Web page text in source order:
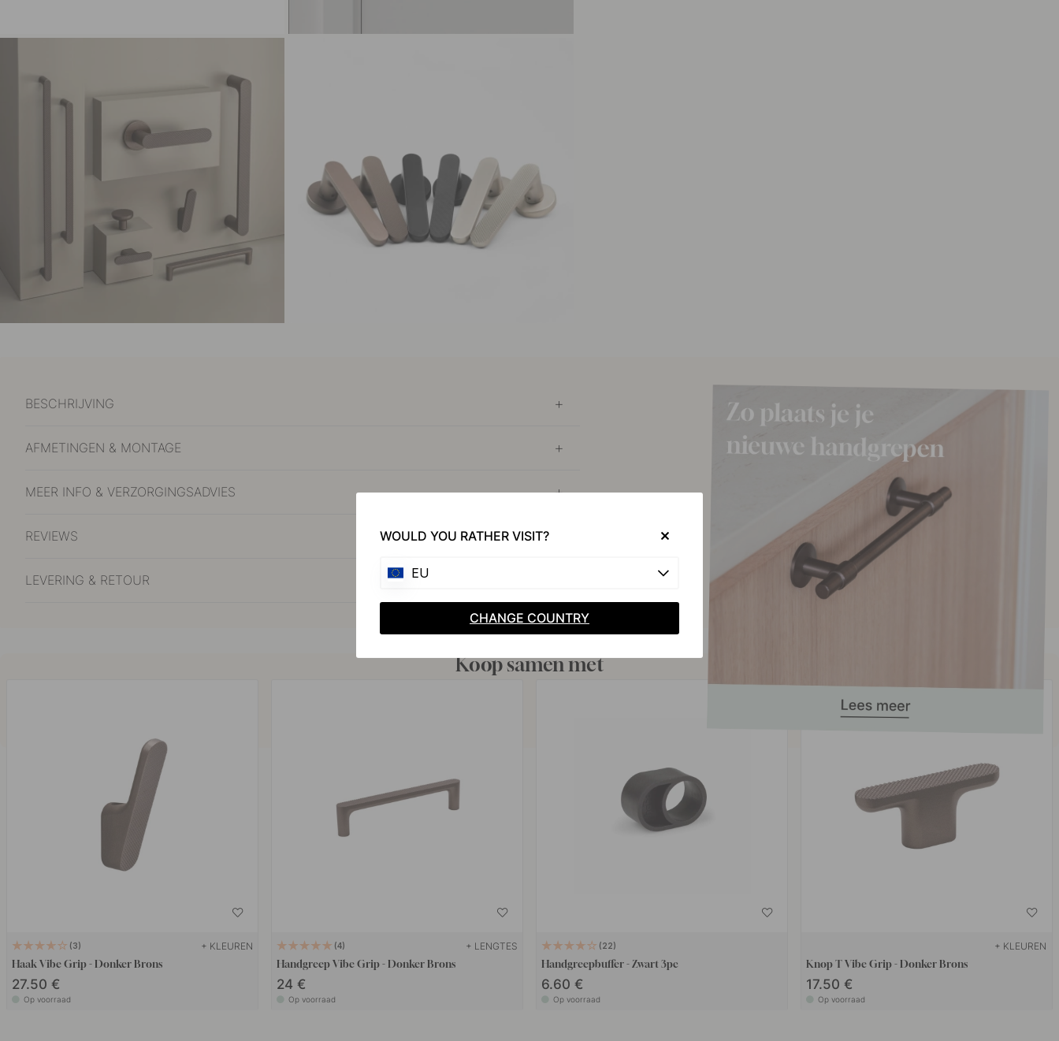
BESCHRIJVING
AFMETINGEN & MONTAGE
MEER INFO & VERZORGINGSADVIES
REVIEWS
LEVERING & RETOUR
Koop samen met
3 + KLEUREN
Haak Vibe Grip - Donker Brons
27.50 €
Op voorraad
4 + LENGTES
Handgreep Vibe Grip - Donker Brons
24 €
Op voorraad
22
Handgreepbuffer - Zwart 3pc
6.60 €
Op voorraad
+ KLEUREN
Knop T Vibe Grip - Donker Brons
17.50 €
Op voorraad
WOULD YOU RATHER VISIT?
EU
CHANGE COUNTRY